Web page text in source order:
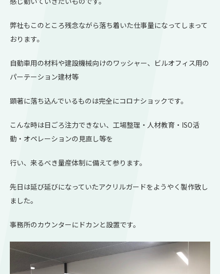
弊社もこのところ残念ながら落ち着いた仕事量になってしまって
おります。
自動車用の材料や建設機械向けのワッシャー、ビルオフィス用の
パーテーション建材等
顕著に落ち込んでいるものは完全にコロナショックです。
こんな時は日ごろ注力できない、工場整理・人材教育・ISO活
動・オペレーションの見直し等を
行い、来るべき量産体制に備えて参ります。
先日は延び延びになっていたアクリルガードをようやく製作致し
ました。
事務所のカウンターにドカンと設置です。